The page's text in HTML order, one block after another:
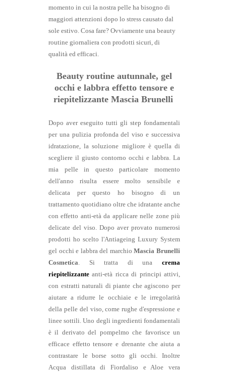
momento in cui la nostra pelle ha bisogno di
maggiori attenzioni dopo lo stress causato dal
sole estivo. Cosa fare? Ovviamente una beauty
routine giornaliera con prodotti sicuri, di
qualità ed efficaci.
Beauty routine autunnale, gel
occhi e labbra effetto tensore e
riepitelizzante Mascia Brunelli
Dopo aver eseguito tutti gli step fondamentali
per una pulizia profonda del viso e successiva
idratazione, la soluzione migliore è quella di
scegliere il giusto contorno occhi e labbra. La
mia pelle in questo particolare momento
dell'anno risulta essere molto sensibile e
delicata per questo ho bisogno di un
trattamento quotidiano oltre che idratante anche
con effetto anti-età da applicare nelle zone più
delicate del viso. Dopo aver provato numerosi
prodotti ho scelto l'Antiageing Luxury System
gel occhi e labbra del marchioMascia Brunelli
Cosmetica. Si tratta di una crema
riepitelizzante anti-età ricca di principi attivi,
con estratti naturali di piante che agiscono per
aiutare a ridurre le occhiaie e le irregolarità
della pelle del viso, come rughe d'espressione e
linee sottili. Uno degli ingredienti fondamentali
è il derivato del pompelmo che favorisce un
efficace effetto tensore e drenante che aiuta a
contrastare le borse sotto gli occhi. Inoltre
Acqua distillata di Fiordaliso e Aloe vera